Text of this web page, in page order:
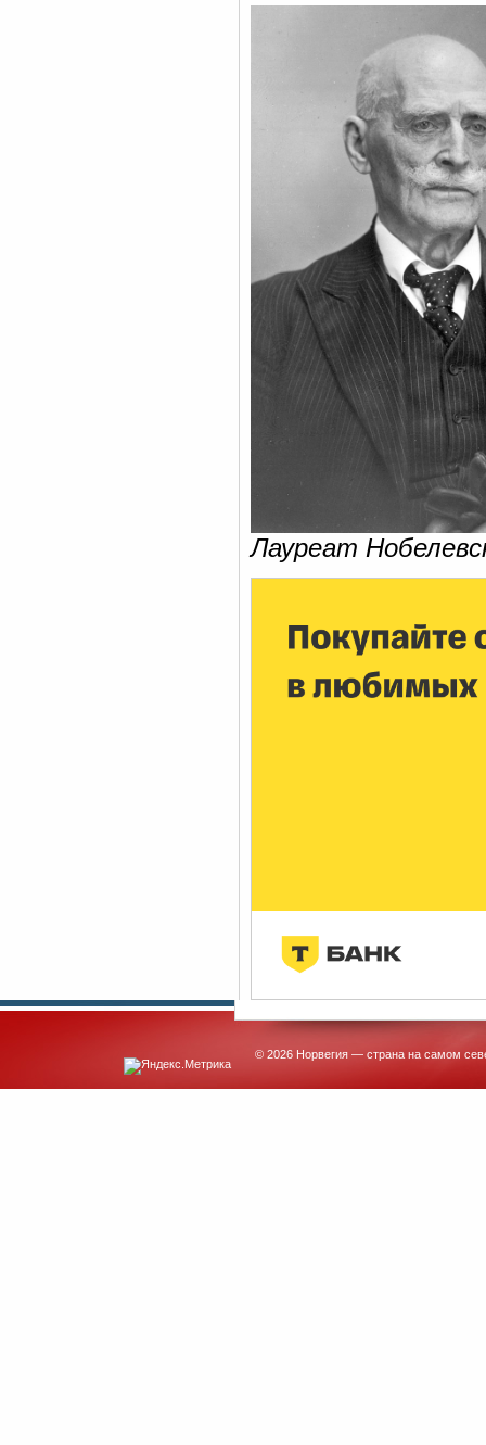
Лауреат
© 2026 Норвегия — страна на самом